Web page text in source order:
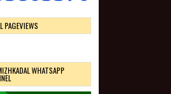
PAGEVIEWS
WHATSAPP